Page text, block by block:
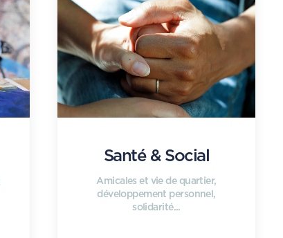
Santé & Social
Amicales et vie de quartier,
développement personnel,
solidarité...